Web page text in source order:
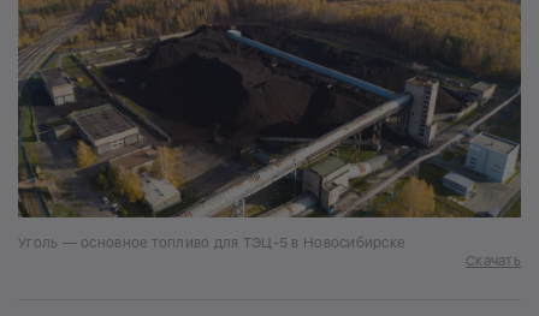
Уголь — основное топливо для ТЭЦ-5 в Новосибирске
Скачать